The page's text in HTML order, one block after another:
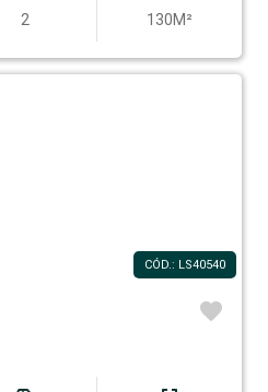
2 130M²
CÓD.: LS40540